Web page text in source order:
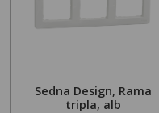
Sedna Design, Rama
tripla, alb